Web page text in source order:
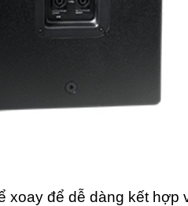
xoay để dễ dàng kết hợp